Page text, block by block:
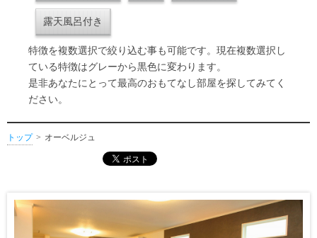
露天風呂付き
特徴を複数選択で絞り込む事も可能です。現在複数選択し
ている特徴はグレーから黒色に変わります。
是非あなたにとって最高のおもてなし部屋を探してみてく
ださい。
トップ オーベルジュ